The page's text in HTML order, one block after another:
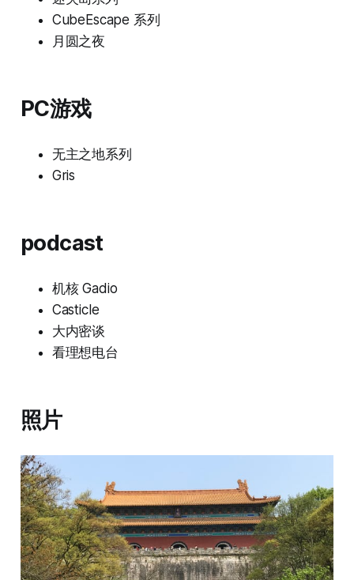
CubeEscape 系列
月圆之夜
PC游戏
无主之地系列
Gris
podcast
机核 Gadio
Casticle
大内密谈
看理想电台
照片